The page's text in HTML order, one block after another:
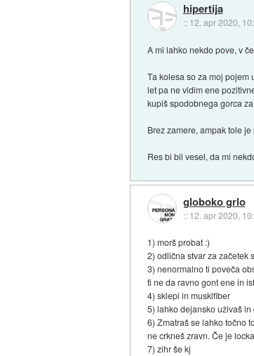
hipertija
:: 12. apr 2020,
A mi lahko nekdo pove, v
Ta kolesa so za moj pojem
let pa ne vidim ene
kupiš spodobnega gorca
Brez zamere, ampak tole
Res bi bil vesel, da mi
globoko grlo
:: 12. apr 2020,
1) morš probat :)
2) odlična stvar za začetek
3) nenormalno ti poveča
ti ne da ravno gont ene in
4) sklepi in musklfiber
5) lahko dejansko uživaš
6) Zmatraš se lahko točno
ne crkneš zravn. Če je
7) zihr še kj